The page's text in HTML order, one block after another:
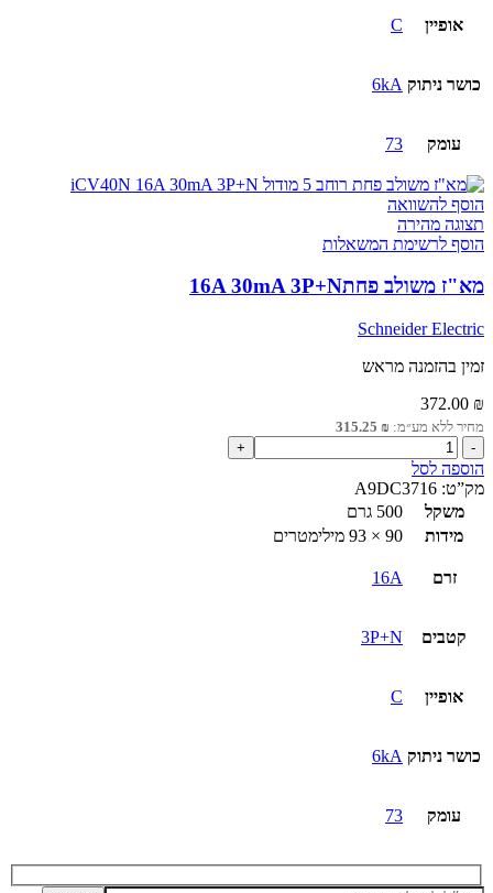
אופיין C
כושר ניתוק 6kA
עומק 73
הוסף להשוואה
תצוגה מהירה
הוסף לרשימת המשאלות
מא"ז משולב פחת16A 30mA 3P+N
Schneider Electric
זמין בהזמנה מראש
372.00 ₪
מחיר ללא מע״מ: 315.25 ₪
כמות
של
מא"ז
משולב
פחת16A
30mA
הוספה לסל
מק”ט: A9DC3716
משקל
500 גרם
מידות
90 × 93 מילימטרים
זרם 16A
קטבים 3P+N
אופיין C
כושר ניתוק 6kA
עומק 73